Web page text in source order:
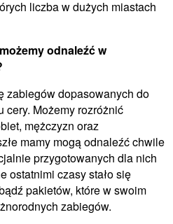
liczba w dużych miastach
odnaleźć w
zabiegów dopasowanych do
cery. Możemy rozróżnić
mężczyzn oraz
mamy mogą odnaleźć chwile
przygotowanych dla nich
ostatnimi czasy stało się
pakietów, które w swoim
zabiegów.